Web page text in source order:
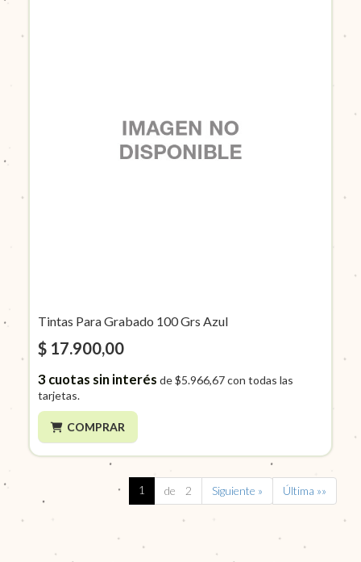
Tintas Para Grabado 100 Grs Azul
$ 17.900,00
3cuotas sin interés de$5.966,67con todas las
tarjetas.
COMPRAR
1 de 2 Siguiente » Última »»